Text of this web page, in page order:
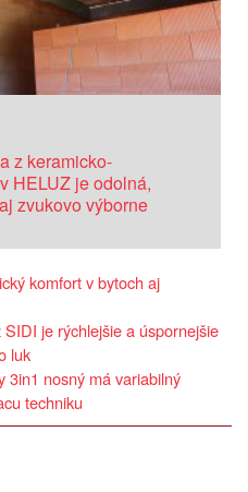
z keramicko-
HELUZ je odolná,
zvukovo výborne
komfort v bytoch aj
je rýchlejšie a úspornejšie
luk
3in1 nosný má variabilný
techniku